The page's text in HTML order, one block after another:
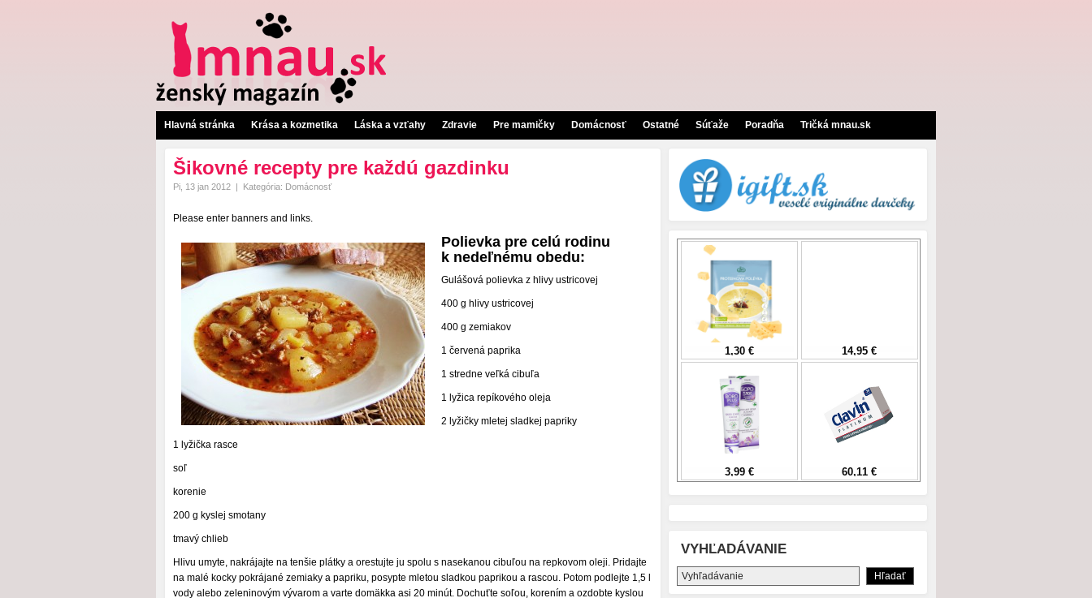
Hlavná stránka Krása a kozmetika Láska a vzťahy Zdravie Pre mamičky Domácnosť Ostatné Súťaže Poradňa Tričká mnau.sk
Šikovné recepty pre každú gazdinku
Pi, 13 jan 2012 | Kategória: Domácnosť
Please enter banners and links.
Polievka pre celú rodinu
k nedeľnému obedu:
Gulášová polievka z hlivy ustricovej
400 g hlivy ustricovej
400 g zemiakov
1 červená paprika
1 stredne veľká cibuľa
1 lyžica repíkového oleja
2 lyžičky mletej sladkej papriky
1 lyžička rasce
soľ
korenie
200 g kyslej smotany
tmavý chlieb
Hlivu umyte, nakrájajte na tenšie plátky a orestujte ju spolu s nasekanou cibuľou na repkovom oleji. Pridajte
na malé kocky pokrájané zemiaky a papriku, posypte mletou sladkou paprikou a rascou. Potom podlejte 1,5 l
vody alebo zeleninovým vývarom a varte domäkka asi 20 minút. Dochuťte soľou, korením a ozdobte kyslou
VYHĽADÁVANIE